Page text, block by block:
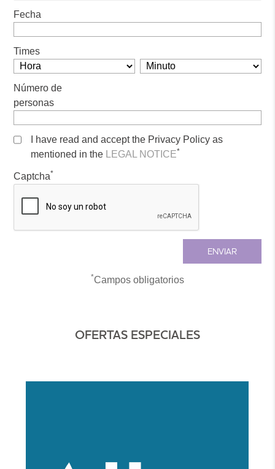
Fecha
Times
Número de
personas
I have read and accept the Privacy Policy as
mentioned in the
LEGAL NOTICE*
Captcha*
*Campos obligatorios
OFERTAS ESPECIALES